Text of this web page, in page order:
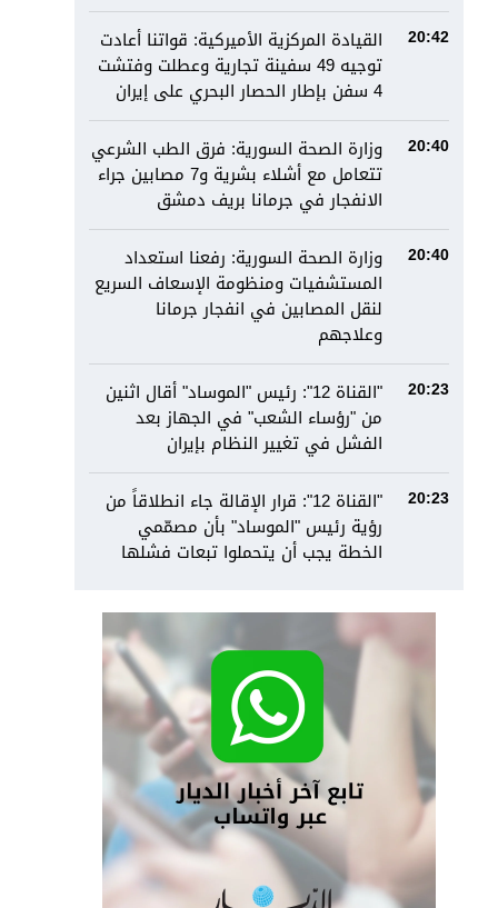
20:42
القيادة المركزية الأميركية: قواتنا أعادت
توجيه 49 سفينة تجارية وعطلت وفتشت
4 سفن بإطار الحصار البحري على إيران
20:40
وزارة الصحة السورية: فرق الطب الشرعي
تتعامل مع أشلاء بشرية و7 مصابين جراء
الانفجار في جرمانا بريف دمشق
20:40
وزارة الصحة السورية: رفعنا استعداد
المستشفيات ومنظومة الإسعاف السريع
لنقل المصابين في انفجار جرمانا
وعلاجهم
20:23
"القناة 12": رئيس "الموساد" أقال اثنين
من "رؤساء الشعب" في الجهاز بعد
الفشل في تغيير النظام بإيران
20:23
"القناة 12": قرار الإقالة جاء انطلاقاً من
رؤية رئيس "الموساد" بأن مصمّمي
الخطة يجب أن يتحملوا تبعات فشلها